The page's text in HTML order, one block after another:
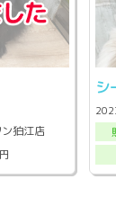
狛江店
シ